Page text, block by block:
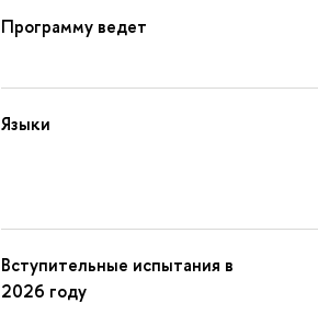
Программу ведет
Языки
Вступительные испытания в
2026 году